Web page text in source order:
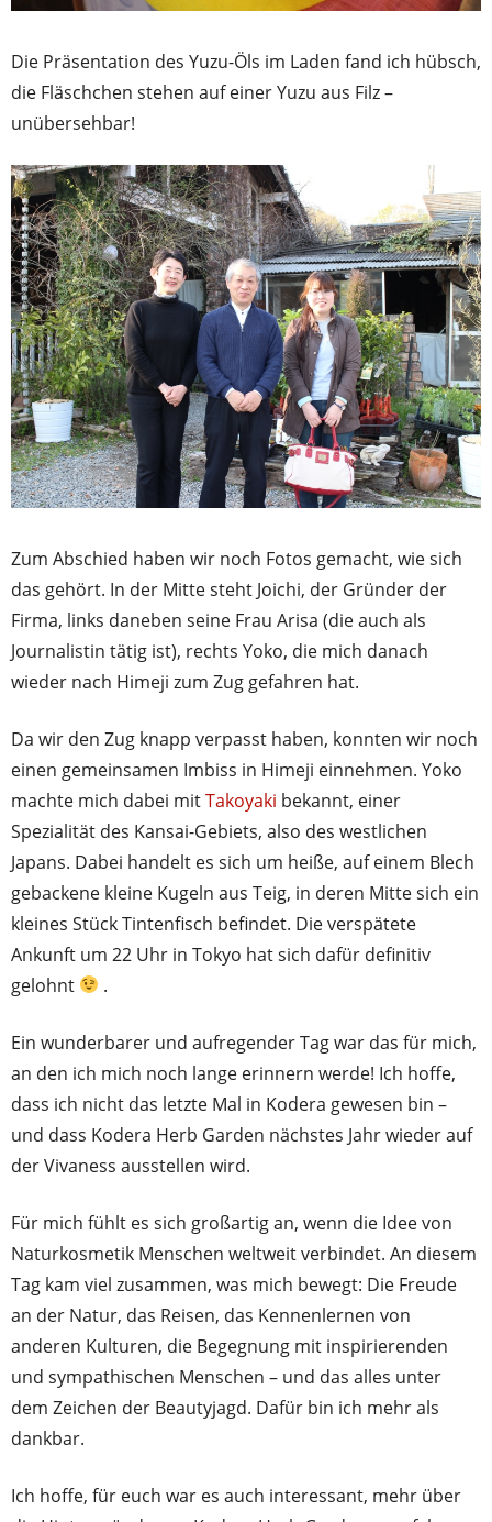
Die Präsentation des Yuzu-Öls im Laden fand ich hübsch,
die Fläschchen stehen auf einer Yuzu aus Filz –
unübersehbar!
Zum Abschied haben wir noch Fotos gemacht, wie sich
das gehört. In der Mitte steht Joichi, der Gründer der
Firma, links daneben seine Frau Arisa (die auch als
Journalistin tätig ist), rechts Yoko, die mich danach
wieder nach Himeji zum Zug gefahren hat.
Da wir den Zug knapp verpasst haben, konnten wir noch
einen gemeinsamen Imbiss in Himeji einnehmen. Yoko
machte mich dabei mitTakoyaki bekannt, einer
Spezialität des Kansai-Gebiets, also des westlichen
Japans. Dabei handelt es sich um heiße, auf einem Blech
gebackene kleine Kugeln aus Teig, in deren Mitte sich ein
kleines Stück Tintenfisch befindet. Die verspätete
Ankunft um 22 Uhr in Tokyo hat sich dafür definitiv
gelohnt
.
Ein wunderbarer und aufregender Tag war das für mich,
an den ich mich noch lange erinnern werde! Ich hoffe,
dass ich nicht das letzte Mal in Kodera gewesen bin –
und dass Kodera Herb Garden nächstes Jahr wieder auf
der Vivaness ausstellen wird.
Für mich fühlt es sich großartig an, wenn die Idee von
Naturkosmetik Menschen weltweit verbindet. An diesem
Tag kam viel zusammen, was mich bewegt: Die Freude
an der Natur, das Reisen, das Kennenlernen von
anderen Kulturen, die Begegnung mit inspirierenden
und sympathischen Menschen – und das alles unter
dem Zeichen der Beautyjagd. Dafür bin ich mehr als
dankbar.
Ich hoffe, für euch war es auch interessant, mehr über